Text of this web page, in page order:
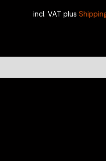
incl. VAT plus